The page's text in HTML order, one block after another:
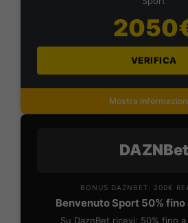
VERIFICA
Mostra
DAZNBet
BONUS DAZNBET: 200€
Benvenuto Sport 50% fino
Su DaznBet ricevi: 50% fino